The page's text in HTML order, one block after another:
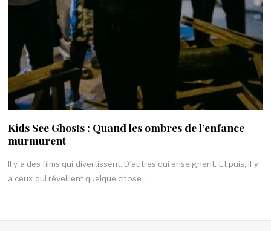
Kids See Ghosts : Quand les ombres de l’enfance
murmurent
Il y a des films qui divertissent. D’autres qui enseignent. Et puis, il y
a ceux qui réveillent quelque chose…